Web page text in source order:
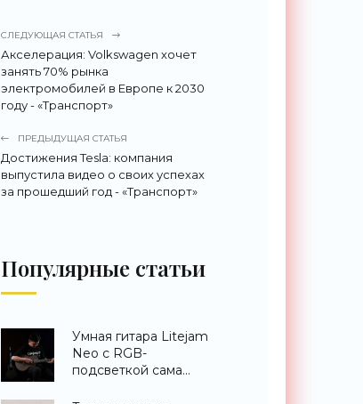
СЛЕДУЮЩАЯ СТАТЬЯ
Акселерация: Volkswagen хочет
занять 70% рынка
электромобилей в Европе к 2030
году - «Транспорт»
ПРЕДЫДУЩАЯ СТАТЬЯ
Достижения Tesla: компания
выпустила видео о своих успехах
за прошедший год - «Транспорт»
Популярные статьи
Умная гитара Litejam
Neo с RGB-
подсветкой сама